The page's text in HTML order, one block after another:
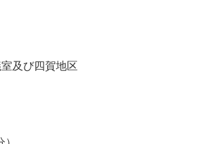
及び四賀地区